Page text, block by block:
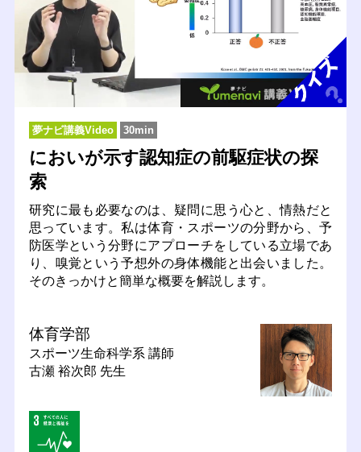
夢ナビ講義Video 30min
においが示す認知症の前駆症状の探
索
研究に最も必要なのは、疑問に思う心と、情熱だと
思っています。私は体育・スポーツの分野から、予
防医学という分野にアプローチをしている立場であ
り、嗅覚という予想外の身体機能と出会いました。
そのきっかけと簡単な概要を解説します。
体育学部
スポーツ生命科学系 講師
古瀬 裕次郎 先生